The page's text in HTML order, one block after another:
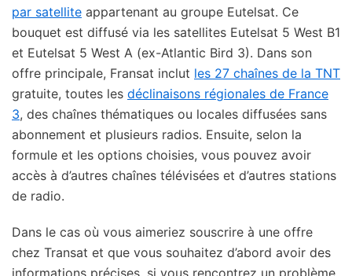
par satellite appartenant au groupe Eutelsat. Ce
bouquet est diffusé via les satellites Eutelsat 5 West B1
et Eutelsat 5 West A (ex-Atlantic Bird 3). Dans son
offre principale, Fransat inclut les 27 chaînes de la TNT
gratuite, toutes les déclinaisons régionales de France
3, des chaînes thématiques ou locales diffusées sans
abonnement et plusieurs radios. Ensuite, selon la
formule et les options choisies, vous pouvez avoir
accès à d’autres chaînes télévisées et d’autres stations
de radio.
Dans le cas où vous aimeriez souscrire à une offre
chez Transat et que vous souhaitez d’abord avoir des
informations précises, si vous rencontrez un problème